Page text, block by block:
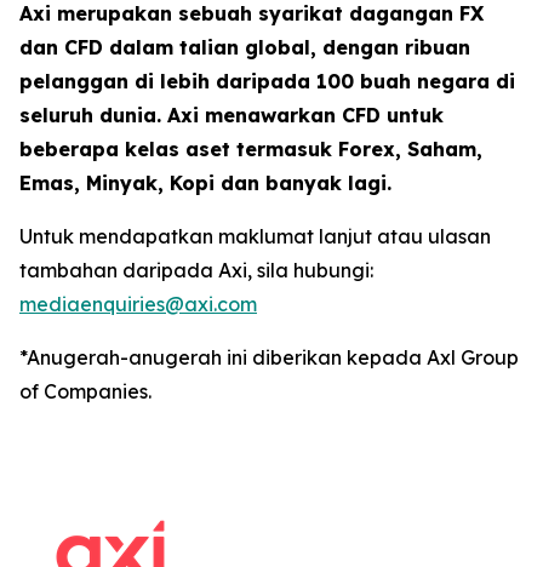
Axi merupakan sebuah syarikat dagangan FX
dan CFD dalam talian global, dengan ribuan
pelanggan di lebih daripada 100 buah negara di
seluruh dunia. Axi menawarkan CFD untuk
beberapa kelas aset termasuk Forex, Saham,
Emas, Minyak, Kopi dan banyak lagi.
Untuk mendapatkan maklumat lanjut atau ulasan
tambahan daripada Axi, sila hubungi:
mediaenquiries@axi.com
*Anugerah-anugerah ini diberikan kepada Axl Group
of Companies.